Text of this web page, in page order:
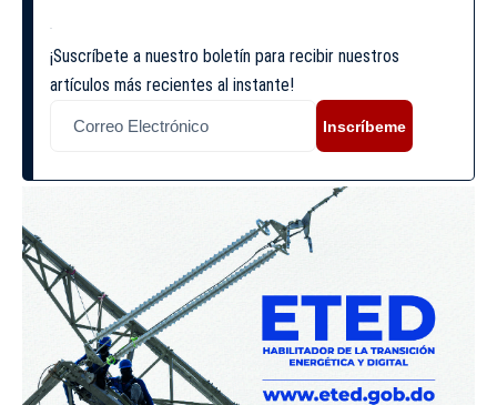
¡Suscríbete a nuestro boletín para recibir nuestros
artículos más recientes al instante!
Inscríbeme